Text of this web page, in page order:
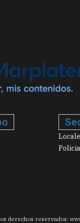
derechos reservados: